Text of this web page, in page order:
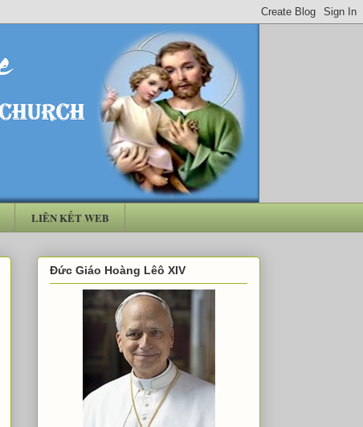
LIÊN KẾT WEB
Đức Giáo Hoàng Lêô XIV